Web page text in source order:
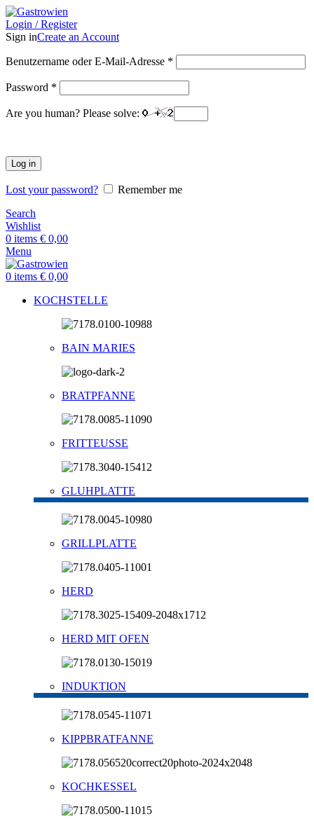
Login / Register
Sign inCreate an Account
Benutzername oder E-Mail-Adresse *
Password *
Are you human? Please solve:
Log in
Lost your password?
Remember me
Search
Wishlist
0 items € 0,00
Menu
0 items € 0,00
KOCHSTELLE
BAIN MARIES
BRATPFANNE
FRITTEUSSE
GLUHPLATTE
GRILLPLATTE
HERD
HERD MIT OFEN
INDUKTION
KIPPBRATFANNE
KOCHKESSEL